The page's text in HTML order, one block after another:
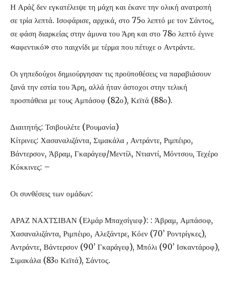
Η Αράζ δεν εγκατέλειψε τη μάχη και έκανε την ολική ανατροπή
σε τρία λεπτά. Ισοφάρισε, αρχικά, στο 75ο λεπτό με τον Σάντος,
σε φάση διαρκείας στην άμυνα του Άρη και στο 78ο λεπτό έγινε
«αφεντικό» στο παιχνίδι με τέρμα που πέτυχε ο Αντράντε.
Οι γηπεδούχοι δημιούργησαν τις προϋποθέσεις να παραβιάσουν
ξανά την εστία του Άρη, αλλά ήταν άστοχοι στην τελική
προσπάθεια με τους Αμπάσοφ (82ο), Κεϊτά (88ο).
Διαιτητής: Τσιβουλέτε (Ρουμανία)
Κίτρινες: Χασαναλιζάντα, Σιμακάλα , Αντράντε, Ριμπέιρο,
Βάντερσον, Άβραμ, Γκαράγεφ/Μεντίλ, Ντιαντί, Μόντσου, Τεχέρο
Κόκκινες: –
Οι συνθέσεις των ομάδων:
ΑΡΑΖ ΝΑΧΤΣΙΒΑΝ (Ελμάρ Μπαχσίγιεφ): : Άβραμ, Αμπάσοφ,
Χασαναλιζάντα, Ριμπέιρο, Αλεξάντρε, Κόεν (70’ Ροντρίγκες),
Αντράντε, Βάντερσον (90’ Γκαράγεφ), Μπόλι (90’ Ισκαντάροφ),
Σιμακάλα (83ο Κεϊτά), Σάντος.